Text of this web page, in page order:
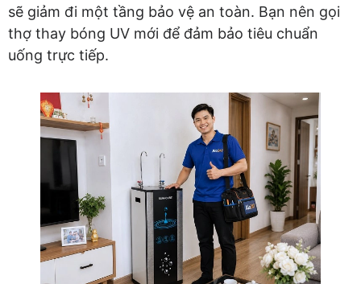
sẽ giảm đi một tầng bảo vệ an toàn. Bạn nên gọi
thợ thay bóng UV mới để đảm bảo tiêu chuẩn
uống trực tiếp.